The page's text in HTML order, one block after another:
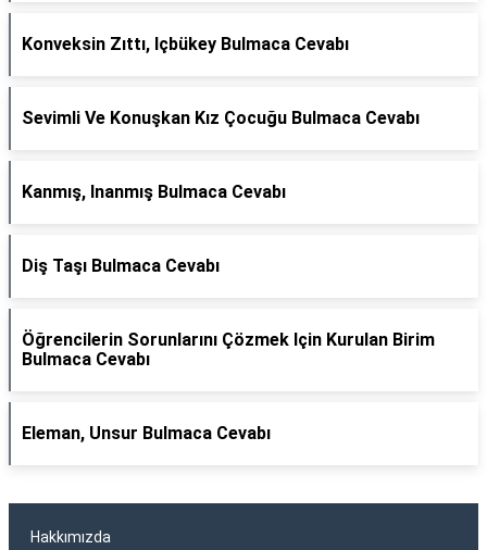
Konveksin Zıttı, Içbükey Bulmaca Cevabı
Sevimli Ve Konuşkan Kız Çocuğu Bulmaca Cevabı
Kanmış, Inanmış Bulmaca Cevabı
Diş Taşı Bulmaca Cevabı
Öğrencilerin Sorunlarını Çözmek Için Kurulan Birim
Bulmaca Cevabı
Eleman, Unsur Bulmaca Cevabı
Hakkımızda